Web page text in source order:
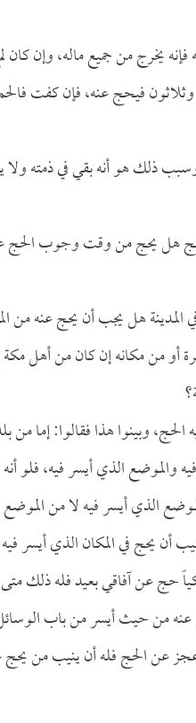
فإنه يخرج من جميع ماله، وإن
وثلاثون فيحج عنه، فإن كفت
ذلك هو أنه بقي في ذمته
هل يحج من وقت وجوب الحج
هل يجب أن يحج عنه من
من مكانه إن كان من أهل
وبينوا هذا فقالوا: إما من
الذي أيسر فيه، فلو أنه
الذي أيسر فيه لا من
أن يحج في المكان الذي أيسر
حج عن آفاقي بعيد فله ذلك
عنه من حيث أيسر من باب
عن الحج فله أن ينيب من